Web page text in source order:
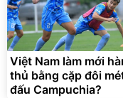
Việt Nam làm mới
thủ bằng cặp đôi
đấu Campuchia?